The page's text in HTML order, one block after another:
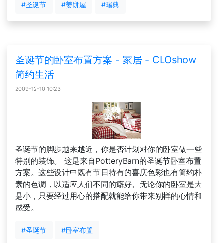
#圣诞节 #姜饼屋 #瑞典
圣诞节的卧室布置方案 - 家居 - CLOshow
简约生活
2009-12-10 10:23
圣诞节的脚步越来越近，你是否计划对你的卧室做一些
特别的装饰。 这是来自PotteryBarn的圣诞节卧室布置
方案。这些设计中既有节日特有的喜庆色彩也有简约朴
素的色调，以适应人们不同的癖好。无论你的卧室是大
是小，只要经过用心的搭配就能给你带来别样的心情和
感受。
#圣诞节 #卧室布置